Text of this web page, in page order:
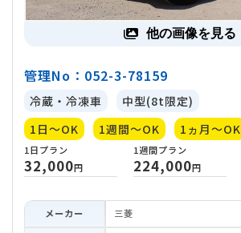
32,000 224,000
他の画像を見る
管理No：052-3-78159
冷蔵・冷凍車
中型(8t限定)
1日～OK
1週間～OK 1ヵ月～OK
メーカー 三菱